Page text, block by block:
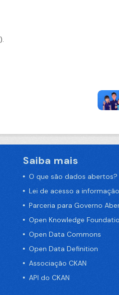
).
Saiba mais
O que são dados abertos?
Lei de acesso a informação
Parceria para Governo
Open Knowledge
Open Data Commons
Open Data Definition
Associação CKAN
API do CKAN